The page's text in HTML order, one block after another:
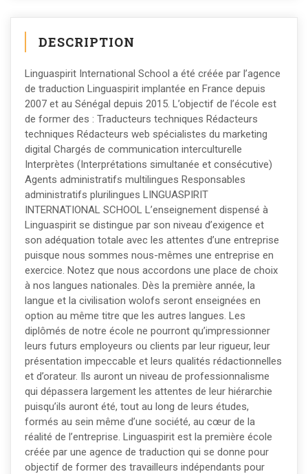
DESCRIPTION
Linguaspirit International School a été créée par l’agence
de traduction Linguaspirit implantée en France depuis
2007 et au Sénégal depuis 2015. L’objectif de l’école est
de former des : Traducteurs techniques Rédacteurs
techniques Rédacteurs web spécialistes du marketing
digital Chargés de communication interculturelle
Interprètes (Interprétations simultanée et consécutive)
Agents administratifs multilingues Responsables
administratifs plurilingues LINGUASPIRIT
INTERNATIONAL SCHOOL L’enseignement dispensé à
Linguaspirit se distingue par son niveau d’exigence et
son adéquation totale avec les attentes d’une entreprise
puisque nous sommes nous-mêmes une entreprise en
exercice. Notez que nous accordons une place de choix
à nos langues nationales. Dès la première année, la
langue et la civilisation wolofs seront enseignées en
option au même titre que les autres langues. Les
diplômés de notre école ne pourront qu’impressionner
leurs futurs employeurs ou clients par leur rigueur, leur
présentation impeccable et leurs qualités rédactionnelles
et d’orateur. Ils auront un niveau de professionnalisme
qui dépassera largement les attentes de leur hiérarchie
puisqu’ils auront été, tout au long de leurs études,
formés au sein même d’une société, au cœur de la
réalité de l’entreprise. Linguaspirit est la première école
créée par une agence de traduction qui se donne pour
objectif de former des travailleurs indépendants pour